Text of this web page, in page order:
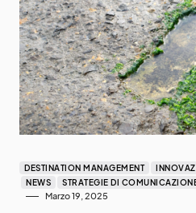
DESTINATION MANAGEMENT
NEWS
STRATEGIE DI
Marzo 19, 2025